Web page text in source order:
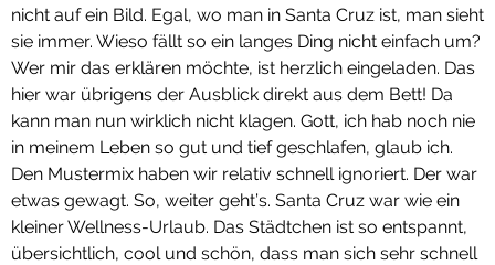
nicht auf ein Bild. Egal, wo man in Santa Cruz ist, man sieht
sie immer. Wieso fällt so ein langes Ding nicht einfach um?
Wer mir das erklären möchte, ist herzlich eingeladen. Das
hier war übrigens der Ausblick direkt aus dem Bett! Da
kann man nun wirklich nicht klagen. Gott, ich hab noch nie
in meinem Leben so gut und tief geschlafen, glaub ich.
Den Mustermix haben wir relativ schnell ignoriert. Der war
etwas gewagt. So, weiter geht’s. Santa Cruz war wie ein
kleiner Wellness-Urlaub. Das Städtchen ist so entspannt,
übersichtlich, cool und schön, dass man sich sehr schnell